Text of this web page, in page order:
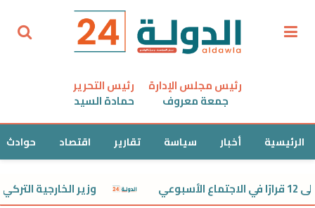
رئيس مجلس الإدارة
جمعة معروف
رئيس التحرير
حمادة السيد
الرئيسية أخبار سياسة تقارير اقتصاد حوادث
وزير الخارجية التركي: